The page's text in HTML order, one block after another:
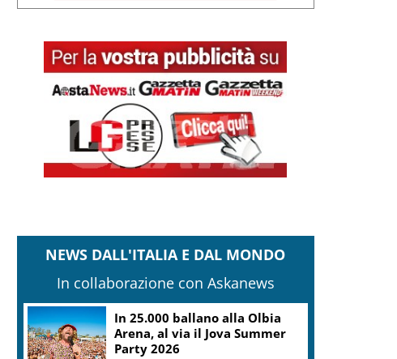
NEWS DALL'ITALIA E DAL MONDO
In collaborazione con Askanews
In 25.000 ballano alla Olbia
Arena, al via il Jova Summer
Party 2026